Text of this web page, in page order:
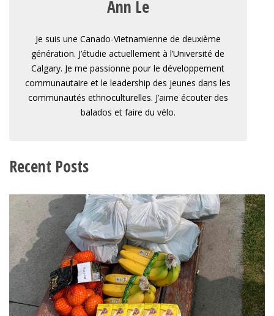
Ann Le
Je suis une Canado-Vietnamienne de deuxième
génération. J’étudie actuellement à l’Université de
Calgary. Je me passionne pour le développement
communautaire et le leadership des jeunes dans les
communautés ethnoculturelles. J’aime écouter des
balados et faire du vélo.
Recent Posts